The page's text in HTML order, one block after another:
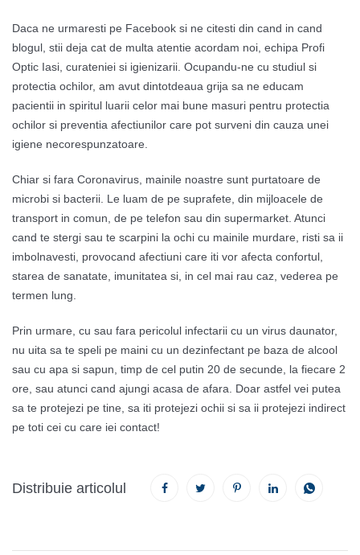
Daca ne urmaresti pe Facebook si ne citesti din cand in cand
blogul, stii deja cat de multa atentie acordam noi, echipa Profi
Optic Iasi, curateniei si igienizarii. Ocupandu-ne cu studiul si
protectia ochilor, am avut dintotdeaua grija sa ne educam
pacientii in spiritul luarii celor mai bune masuri pentru protectia
ochilor si preventia afectiunilor care pot surveni din cauza unei
igiene necorespunzatoare.
Chiar si fara Coronavirus, mainile noastre sunt purtatoare de
microbi si bacterii. Le luam de pe suprafete, din mijloacele de
transport in comun, de pe telefon sau din supermarket. Atunci
cand te stergi sau te scarpini la ochi cu mainile murdare, risti sa ii
imbolnavesti, provocand afectiuni care iti vor afecta confortul,
starea de sanatate, imunitatea si, in cel mai rau caz, vederea pe
termen lung.
Prin urmare, cu sau fara pericolul infectarii cu un virus daunator,
nu uita sa te speli pe maini cu un dezinfectant pe baza de alcool
sau cu apa si sapun, timp de cel putin 20 de secunde, la fiecare 2
ore, sau atunci cand ajungi acasa de afara. Doar astfel vei putea
sa te protejezi pe tine, sa iti protejezi ochii si sa ii protejezi indirect
pe toti cei cu care iei contact!
Distribuie articolul